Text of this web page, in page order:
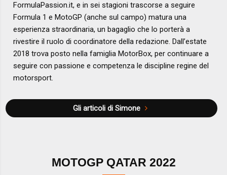
FormulaPassion.it, e in sei stagioni trascorse a seguire
Formula 1 e MotoGP (anche sul campo) matura una
esperienza straordinaria, un bagaglio che lo porterà a
rivestire il ruolo di coordinatore della redazione. Dall’estate
2018 trova posto nella famiglia MotorBox, per continuare a
seguire con passione e competenza le discipline regine del
motorsport.
Gli articoli di Simone
MOTOGP QATAR 2022